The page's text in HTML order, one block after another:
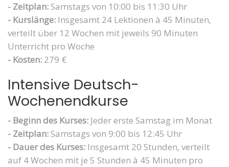
- Zeitplan: Samstags von 10:00 bis 11:30 Uhr
- Kurslänge: Insgesamt 24 Lektionen à 45 Minuten,
verteilt über 12 Wochen mit jeweils 90 Minuten
Unterricht pro Woche
- Kosten: 279 €
Intensive Deutsch-
Wochenendkurse
- Beginn des Kurses: Jeder erste Samstag im Monat
- Zeitplan: Samstags von 9:00 bis 12:45 Uhr
- Dauer des Kurses: Insgesamt 20 Stunden, verteilt
auf 4 Wochen mit je 5 Stunden à 45 Minuten pro